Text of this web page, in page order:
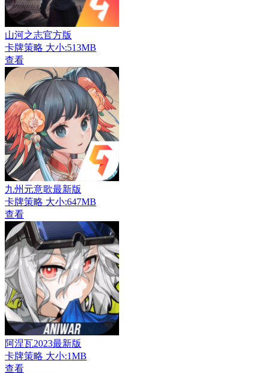
山河之志官方版
卡牌策略 大小:513MB
查看
九州元意歌最新版
卡牌策略 大小:647MB
查看
阿涅瓦2023最新版
卡牌策略 大小:1MB
查看